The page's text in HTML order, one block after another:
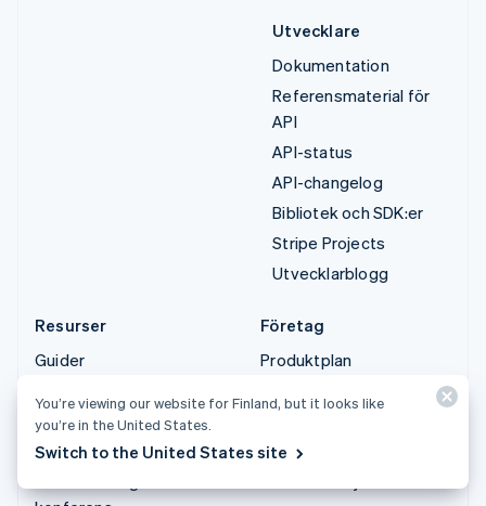
Utvecklare
Dokumentation
Referensmaterial för
API
API-status
API-changelog
Bibliotek och SDK:er
Stripe Projects
Utvecklarblogg
Resurser
Guider
Blogg
Community
Företag
Produktplan
Stripe Press
You’re viewing our website for Finland, but it looks like
you’re in the United States.
Switch to the United States site